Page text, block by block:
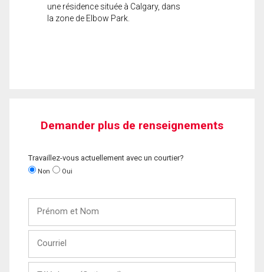
une résidence située à Calgary, dans
la zone de Elbow Park.
Demander plus de renseignements
Travaillez-vous actuellement avec un courtier?
Non Oui
Nom